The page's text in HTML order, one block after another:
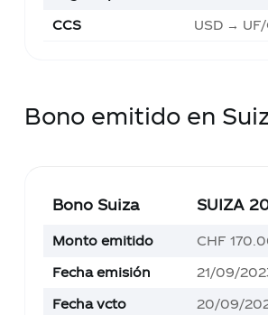
CCS USD → UF/
Bono emitido en
Bono Suiza SUIZA
Monto emitido CHF
Fecha emisión 21/09/
Fecha vcto 20/09/